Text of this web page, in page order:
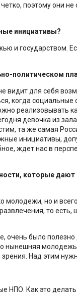
поэтому они
инициативы?
и государством.
политическом
видит для себя
когда социальные
реализовывать
девочка из
та же самая
инициативы,
ждет нас в
которые
молодежи, но и
то есть,
очень было полезно
нынешняя
Над этим
НПО. Как это